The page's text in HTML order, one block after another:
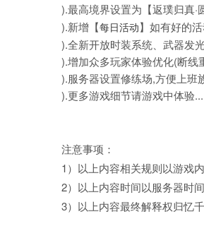
).最高境界设置为【返璞归真·
).新增【每日活动】如有好的
).全新开放时装系统、武器发
).增加众多玩家体验优化(断线
).服务器设置修练场,方便上班
).更多游戏细节请游戏中体验...
注意事项：
1）以上内容相关规则以游戏内
2）以上内容时间以服务器时间
3）以上内容最终解释权归忆千